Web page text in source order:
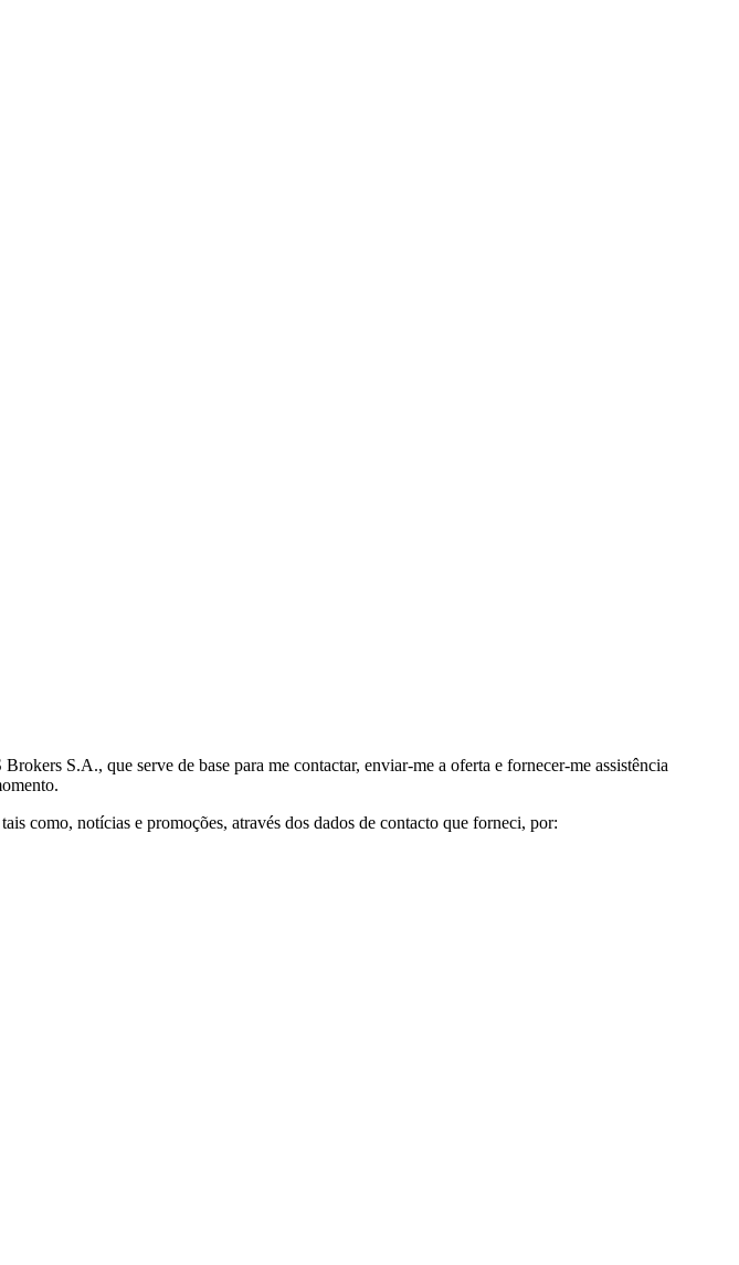
S.A., que serve de base para me contactar, enviar-me a oferta e fornecer-me assistência
como, notícias e promoções, através dos dados de contacto que forneci, por: